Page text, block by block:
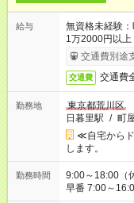
給与
無資格未経験
1万2000円以上
交通費別途
交通費 交通費
勤務地
東京都荒川区
日暮里駅 / 町
≪自宅から
します。
勤務時間
9:00～18:00（休憩60分） ■ご希望が
早番 7:00～
と休みを合わ